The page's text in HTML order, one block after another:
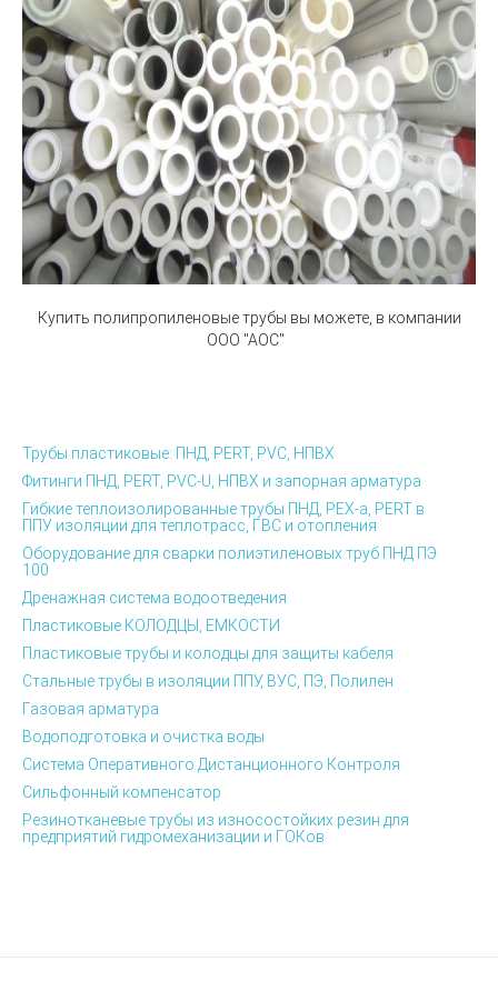
Купить полипропиленовые трубы вы можете, в компании
ООО "АОС"
Трубы пластиковые: ПНД, PERT, PVC, НПВХ
Фитинги ПНД, PERT, PVC-U, НПВХ и запорная арматура
Гибкие теплоизолированные трубы ПНД, PEX-а, PERT в
ППУ изоляции для теплотрасс, ГВС и отопления
Оборудование для сварки полиэтиленовых труб ПНД ПЭ
100
Дренажная система водоотведения
Пластиковые КОЛОДЦЫ, ЕМКОСТИ
Пластиковые трубы и колодцы для защиты кабеля
Стальные трубы в изоляции ППУ, ВУС, ПЭ, Полилен
Газовая арматура
Водоподготовка и очистка воды
Система Оперативного Дистанционного Контроля
Сильфонный компенсатор
Резинотканевые трубы из износостойких резин для
предприятий гидромеханизации и ГОКов